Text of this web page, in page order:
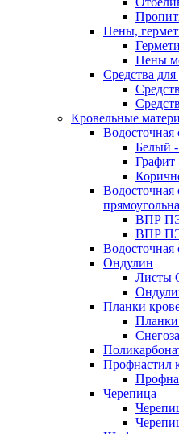
Пены,
Пены
Средства
Кровельные
Водосточная
Белый
Графит
Водосточная
ВПР ПЭ
ВПР ПЭ
Водосточная
Ондулин
Листы
Планки
Планки
Профнастил
Черепица